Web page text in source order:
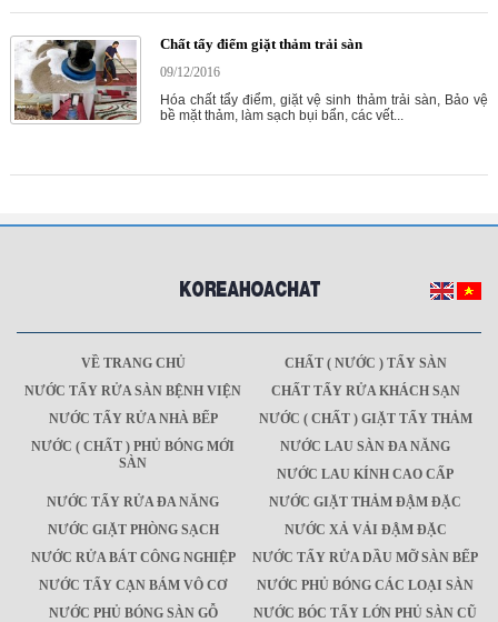
Chất tẩy điểm giặt thảm trải sàn
09/12/2016
Hóa chất tẩy điểm, giặt vệ sinh thảm trải sàn, Bảo vệ
bề mặt thảm, làm sạch bụi bẩn, các vết...
VỀ TRANG CHỦ
CHẤT ( NƯỚC ) TẨY SÀN
NƯỚC TẨY RỬA SÀN BỆNH VIỆN
CHẤT TẨY RỬA KHÁCH SẠN
NƯỚC TẨY RỬA NHÀ BẾP
NƯỚC ( CHẤT ) GIẶT TẨY THẢM
NƯỚC ( CHẤT ) PHỦ BÓNG MỚI
SÀN
NƯỚC LAU SÀN ĐA NĂNG
NƯỚC LAU KÍNH CAO CẤP
NƯỚC TẨY RỬA ĐA NĂNG
NƯỚC GIẶT THẢM ĐẬM ĐẶC
NƯỚC GIẶT PHÒNG SẠCH
NƯỚC XẢ VẢI ĐẬM ĐẶC
NƯỚC RỬA BÁT CÔNG NGHIỆP
NƯỚC TẨY RỬA DẦU MỠ SÀN BẾP
NƯỚC TẨY CẠN BÁM VÔ CƠ
NƯỚC PHỦ BÓNG CÁC LOẠI SÀN
NƯỚC PHỦ BÓNG SÀN GỖ
NƯỚC BÓC TẨY LỚN PHỦ SÀN CŨ